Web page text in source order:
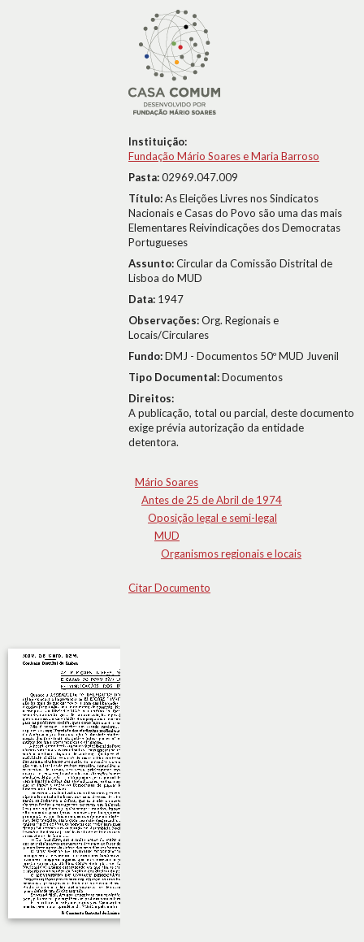
Instituição:
Fundação Mário Soares e Maria Barroso
Pasta:02969.047.009
Título:As Eleições Livres nos Sindicatos
Nacionais e Casas do Povo são uma das mais
Elementares Reivindicações dos Democratas
Portugueses
Assunto:Circular da Comissão Distrital de
Lisboa do MUD
Data: 1947
Observações:Org. Regionais e
Locais/Circulares
Fundo:DMJ - Documentos 50º MUD Juvenil
Tipo Documental:Documentos
Direitos:
A publicação, total ou parcial, deste documento
exige prévia autorização da entidade
detentora.
Mário Soares
Antes de 25 de Abril de 1974
Oposição legal e semi-legal
MUD
Organismos regionais e locais
Citar Documento